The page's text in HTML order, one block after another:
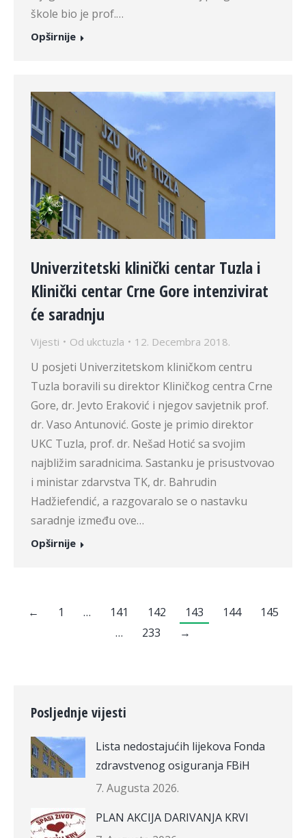
škole bio je prof.…
Opširnije
Univerzitetski klinički centar Tuzla i
Klinički centar Crne Gore intenzivirat
će saradnju
Vijesti Od ukctuzla 12. Decembra 2018.
U posjeti Univerzitetskom kliničkom centru
Tuzla boravili su direktor Kliničkog centra Crne
Gore, dr. Jevto Eraković i njegov savjetnik prof.
dr. Vaso Antunović. Goste je primio direktor
UKC Tuzla, prof. dr. Nešad Hotić sa svojim
najbližim saradnicima. Sastanku je prisustvovao
i ministar zdarvstva TK, dr. Bahrudin
Hadžiefendić, a razgovaralo se o nastavku
saradnje između ove…
Opširnije
← 1 … 141 142 143 144
145
…
233 →
Posljednje vijesti
Lista nedostajućih lijekova Fonda
zdravstvenog osiguranja FBiH
7. Augusta 2026.
PLAN AKCIJA DARIVANJA KRVI